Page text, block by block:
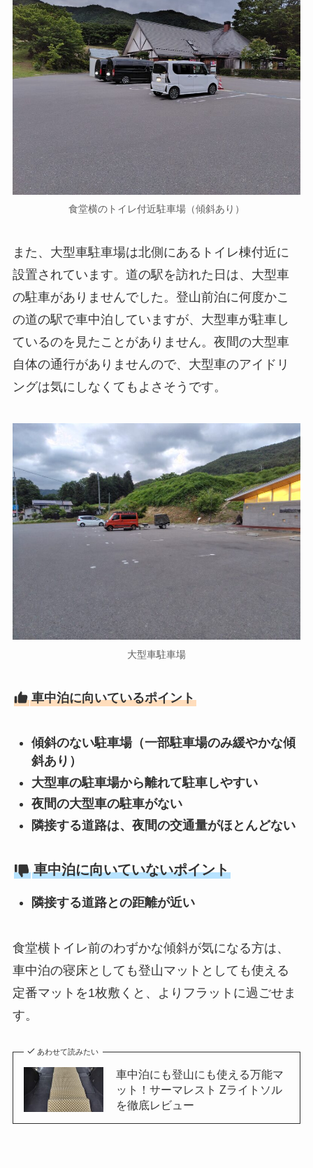
食堂横のトイレ付近駐車場（傾斜あり）
また、大型車駐車場は北側にあるトイレ棟付近に
設置されています。道の駅を訪れた日は、大型車
の駐車がありませんでした。登山前泊に何度かこ
の道の駅で車中泊していますが、大型車が駐車し
ているのを見たことがありません。夜間の大型車
自体の通行がありませんので、大型車のアイドリ
ングは気にしなくてもよさそうです。
大型車駐車場
車中泊に向いているポイント
傾斜のない駐車場（一部駐車場のみ緩やかな傾
斜あり）
大型車の駐車場から離れて駐車しやすい
夜間の大型車の駐車がない
隣接する道路は、夜間の交通量がほとんどない
車中泊に向いていないポイント
隣接する道路との距離が近い
食堂横トイレ前のわずかな傾斜が気になる方は、
車中泊の寝床としても登山マットとしても使える
定番マットを1枚敷くと、よりフラットに過ごせま
す。
あわせて読みたい
車中泊にも登山にも使える万能マ
ット！サーマレスト Zライトソル
を徹底レビュー